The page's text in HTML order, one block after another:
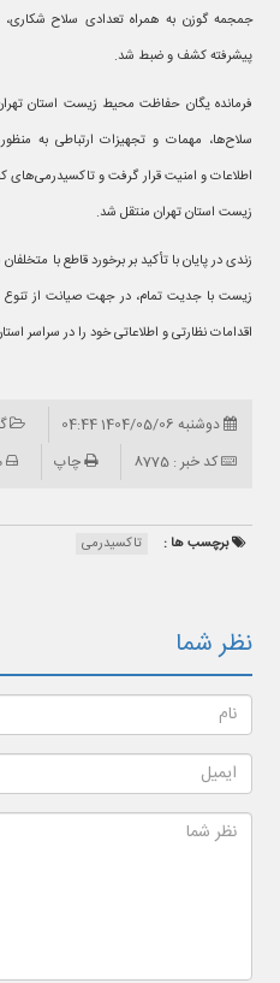
جمجمه گوزن به همراه تعدادی سلاح
پیشرفته کشف و ضبط شد.
فرمانده یگان حفاظت محیط زیست استان
سلاح‌ها، مهمات و تجهیزات ارتباطی به
اطلاعات و امنیت قرار گرفت و
زیست استان تهران منتقل شد.
زندی در پایان با تأکید بر برخورد قاطع با
زیست با جدیت تمام، در جهت صیانت از تنوع
اقدامات نظارتی و اطلاعاتی خود را در سراسر
دوشنبه 1404/05/06 04:44
کد خبر : 8775
چاپ
برچسب ها : تاکسیدرمی
نظر شما